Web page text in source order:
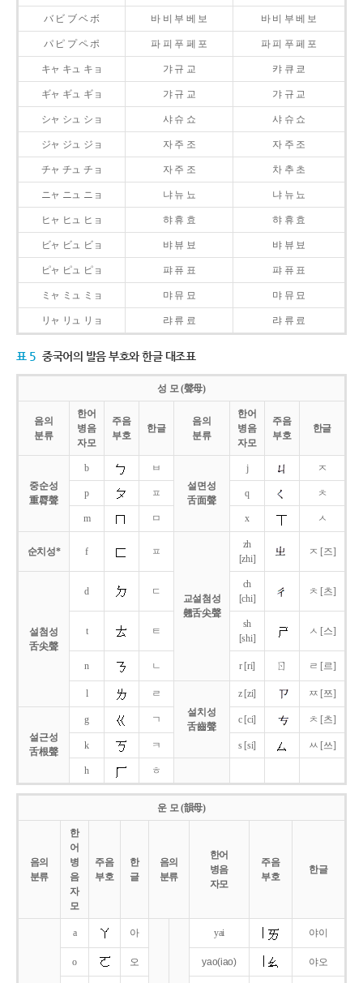
バ ビ ブ ベ ボ 바 비 부 베 보 바 비 부 베 보
パ ピ プ ペ ポ 파 피 푸 페 포 파 피 푸 페 포
キャ キュ キョ 갸 규 교 캬 큐 쿄
ギャ ギュ ギョ 갸 규 교 갸 규 교
シャ シュ ショ 샤 슈 쇼 샤 슈 쇼
ジャ ジュ ジョ 자 주 조 자 주 조
チャ チュ チョ 자 주 조 차 추 초
ニャ ニュ ニョ 냐 뉴 뇨 냐 뉴 뇨
ヒャ ヒュ ヒョ 햐 휴 효 햐 휴 효
ビャ ビュ ビョ 뱌 뷰 뵤 뱌 뷰 뵤
ピャ ピュ ピョ 퍄 퓨 표 퍄 퓨 표
ミャ ミュ ミョ 먀 뮤 묘 먀 뮤 묘
リャ リュ リョ 랴 류 료 랴 류 료
표 5 중국어의 발음 부호와 한글 대조표
성 모 (聲母)
음의
분류
한어
병음
자모
주음
부호
한글
음의
분류
한어
병음
자모
주음
부호
한글
중순성
重脣聲
b
ㅂ
설면성
舌面聲
j ㅈ
p ㅍ q ㅊ
m ㅁ x ㅅ
순치성* f ㅍ
교설첨성
翹舌尖聲
zh
[zhi]
ㅈ [즈]
설첨성
舌尖聲
d ㄷ
ch
[chi]
ㅊ [츠]
t ㅌ
sh
[shi]
ㅅ [스]
n ㄴ r [ri] ㄖ ㄹ [르]
l
ㄹ
설치성
舌齒聲
z [zi] ㅉ [쯔]
설근성
舌根聲
g ㄱ c [ci] ㅊ [츠]
k ㅋ s [si] ㅆ [쓰]
h ㅎ
운 모 (韻母)
음의
분류
한
어
병
음
자
모
주음
부호
한
글
음의
분류
한어
병음
자모
주음
부호
한글
a 아 yai 야이
o 오 yao(iao) 야오